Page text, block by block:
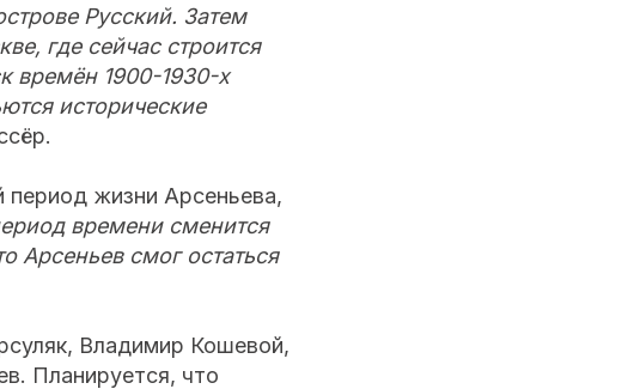
Русский. Затем
где сейчас строится
времён 1900-1930-х
исторические
период жизни Арсеньева,
времени сменится
Арсеньев смог остаться
Владимир Кошевой,
Планируется, что